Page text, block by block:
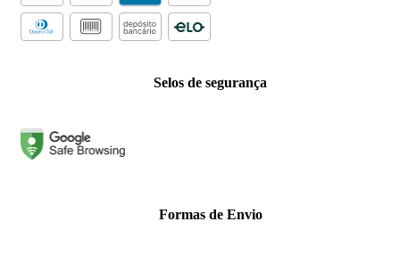
Selos de segurança
Formas de Envio